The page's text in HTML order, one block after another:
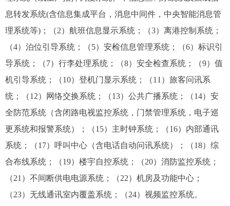
息转发系统(含信息集成平台，消息中间件，中央智能消息管
理系统等)；（2）航班信息显示系统；（3）离港控制系统；
（4）泊位引导系统；（5）安检信息管理系统；（6）标识引
导系统；（7）行李处理系统；（8）安全检查系统；（9）值
机引导系统；（10）登机门显示系统；（11）旅客问讯系
统；（12）网络交换系统；（13）公共广播系统；（14）安
全防范系统（含闭路电视监控系统，门禁管理系统，电子巡
更系统和报警系统）；（15）主时钟系统；（16）内部通讯
系统；（17）呼叫中心（含电话自动问讯系统）；（18）综
合布线系统；（19）楼宇自控系统；（20）消防监控系统；
（21）不间断供电电源系统；（22）机房及功能中心；
（23）无线通讯室内覆盖系统；（24）视频监控系统。